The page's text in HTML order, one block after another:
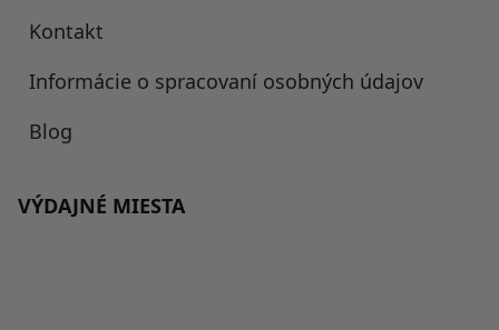
Kontakt
Informácie o spracovaní osobných údajov
Blog
VÝDAJNÉ MIESTA